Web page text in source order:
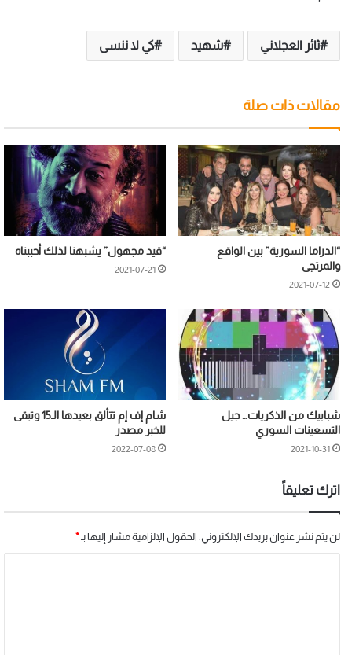
ثائر العجلاني شهيد كي لا ننسى
مقالات ذات صلة
“الدراما السورية” بين الواقع
والمرتجى
2021-07-12
“قيد مجهول” يشبهنا لذلك أحببناه
2021-07-21
شبابيك من الذكريات… جيل
التسعينات السوري
2021-10-31
شام إف إم تتألق بعيدها الـ15 وتبقى
للخبر مصدر
2022-07-08
اترك تعليقاً
لن يتم نشر عنوان بريدك الإلكتروني. الحقول الإلزامية مشار إليها بـ*